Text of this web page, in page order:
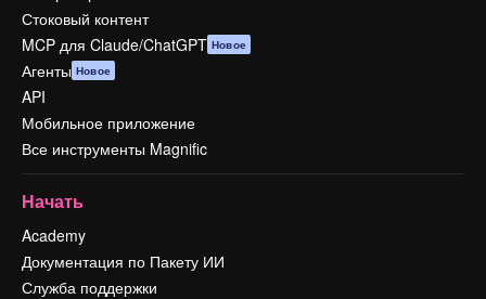
Стоковый контент
MCP для Claude/ChatGPT Новое
Агенты Новое
API
Мобильное приложение
Все инструменты Magnific
Начать
Academy
Документация по Пакету ИИ
Служба поддержки